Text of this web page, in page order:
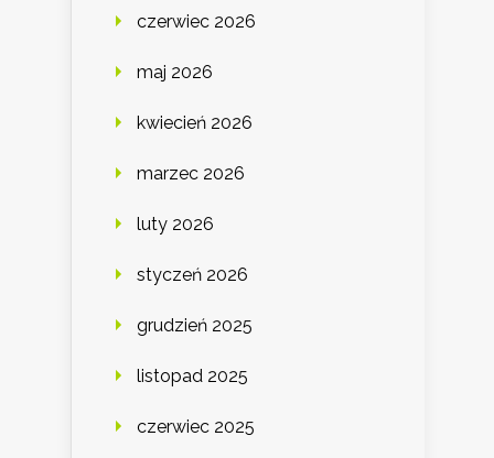
czerwiec 2026
maj 2026
kwiecień 2026
marzec 2026
luty 2026
styczeń 2026
grudzień 2025
listopad 2025
czerwiec 2025